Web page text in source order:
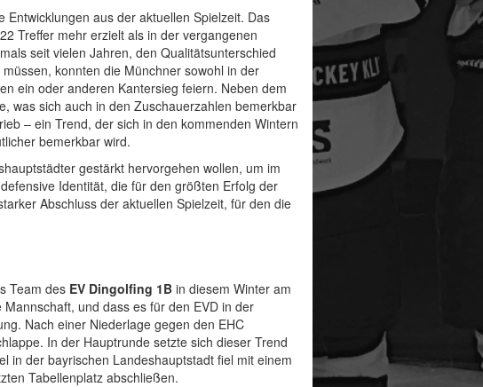
aus der aktuellen Spielzeit. Das
Treffer mehr erzielt als in der vergangenen
seit vielen Jahren, den Qualitätsunterschied
konnten die Münchner sowohl in der
ein oder anderen Kantersieg feiern. Neben dem
was sich auch in den Zuschauerzahlen bemerkbar
– ein Trend, der sich in den kommenden Wintern
bemerkbar wird.
gestärkt hervorgehen wollen, um im
Identität, die für den größten Erfolg der
Abschluss der aktuellen Spielzeit, für den die
Team des EV Dingolfing 1B in diesem Winter am
und dass es für den EVD in der
Nach einer Niederlage gegen den EHC
In der Hauptrunde setzte sich dieser Trend
in der bayrischen Landeshauptstadt fiel mit einem
Tabellenplatz abschließen.